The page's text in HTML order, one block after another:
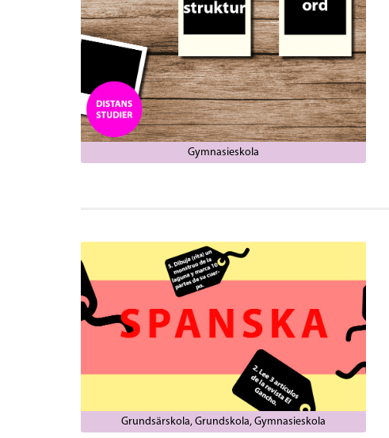
Gymnasieskola
Grundsärskola Grundskola Gymnasieskola